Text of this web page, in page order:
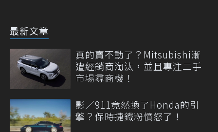
最新文章
真的賣不動了？Mitsubishi漸
遭經銷商淘汰，並且專注二手
市場尋商機！
影／911竟然換了Honda的引
擎？保時捷鐵粉憤怒了！